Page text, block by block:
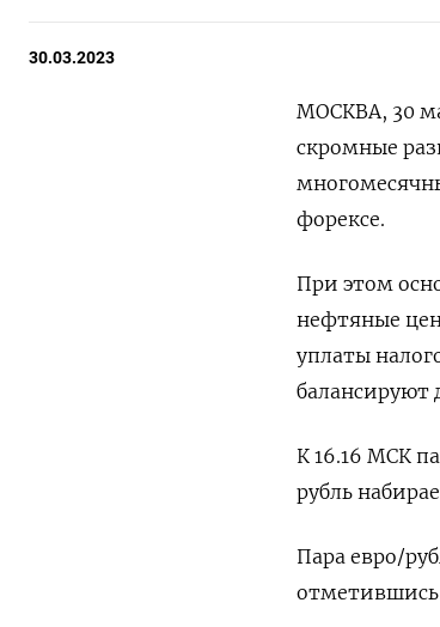
30.03.2023
МОСКВА, 30
скромные
форексе.
При этом
нефтяные
уплаты
балансируют
К 16.16 МСК
рубль
Пара евро/
отметившись